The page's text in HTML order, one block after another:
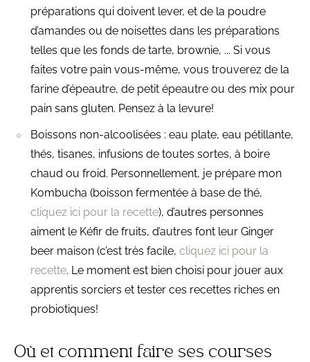
préparations qui doivent lever, et de la poudre
d’amandes ou de noisettes dans les préparations
telles que les fonds de tarte, brownie, ... Si vous
faites votre pain vous-même, vous trouverez de la
farine d’épeautre, de petit épeautre ou des mix pour
pain sans gluten. Pensez à la levure!
Boissons non-alcoolisées : eau plate, eau pétillante,
thés, tisanes, infusions de toutes sortes, à boire
chaud ou froid. Personnellement, je prépare mon
Kombucha (boisson fermentée à base de thé,
cliquez ici pour la recette), d’autres personnes
aiment le Kéfir de fruits, d’autres font leur Ginger
beer maison (c’est très facile, cliquez ici pour la
recette. Le moment est bien choisi pour jouer aux
apprentis sorciers et tester ces recettes riches en
probiotiques!
Où et comment faire ses courses